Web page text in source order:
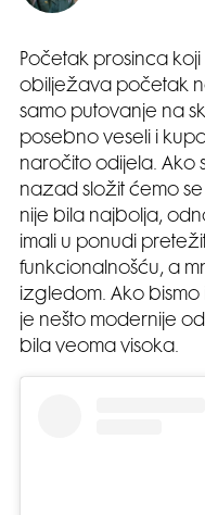
Početak prosinca
obilježava početak
samo putovanje na
posebno veseli i
naročito odijela. Ako
nazad složit ćemo
nije bila najbolja,
imali u ponudi
funkcionalnošću, a
izgledom. Ako bismo
je nešto modernije
bila veoma visoka.